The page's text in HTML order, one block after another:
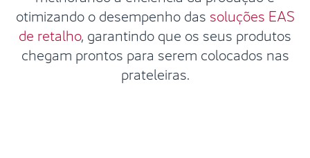
otimizando o desempenho das soluções EAS
de retalho, garantindo que os seus produtos
chegam prontos para serem colocados nas
prateleiras.